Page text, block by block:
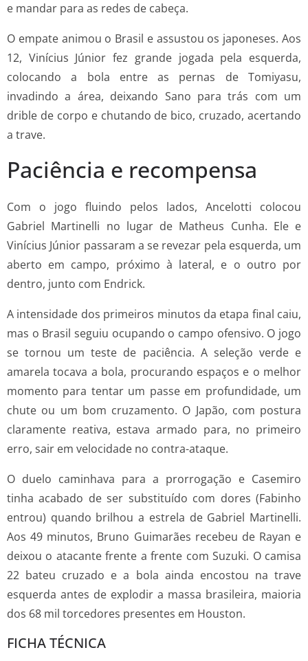
e mandar para as redes de cabeça.
O empate animou o Brasil e assustou os japoneses. Aos
12, Vinícius Júnior fez grande jogada pela esquerda,
colocando a bola entre as pernas de Tomiyasu,
invadindo a área, deixando Sano para trás com um
drible de corpo e chutando de bico, cruzado, acertando
a trave.
Paciência e recompensa
Com o jogo fluindo pelos lados, Ancelotti colocou
Gabriel Martinelli no lugar de Matheus Cunha. Ele e
Vinícius Júnior passaram a se revezar pela esquerda, um
aberto em campo, próximo à lateral, e o outro por
dentro, junto com Endrick.
A intensidade dos primeiros minutos da etapa final caiu,
mas o Brasil seguiu ocupando o campo ofensivo. O jogo
se tornou um teste de paciência. A seleção verde e
amarela tocava a bola, procurando espaços e o melhor
momento para tentar um passe em profundidade, um
chute ou um bom cruzamento. O Japão, com postura
claramente reativa, estava armado para, no primeiro
erro, sair em velocidade no contra-ataque.
O duelo caminhava para a prorrogação e Casemiro
tinha acabado de ser substituído com dores (Fabinho
entrou) quando brilhou a estrela de Gabriel Martinelli.
Aos 49 minutos, Bruno Guimarães recebeu de Rayan e
deixou o atacante frente a frente com Suzuki. O camisa
22 bateu cruzado e a bola ainda encostou na trave
esquerda antes de explodir a massa brasileira, maioria
dos 68 mil torcedores presentes em Houston.
FICHA TÉCNICA